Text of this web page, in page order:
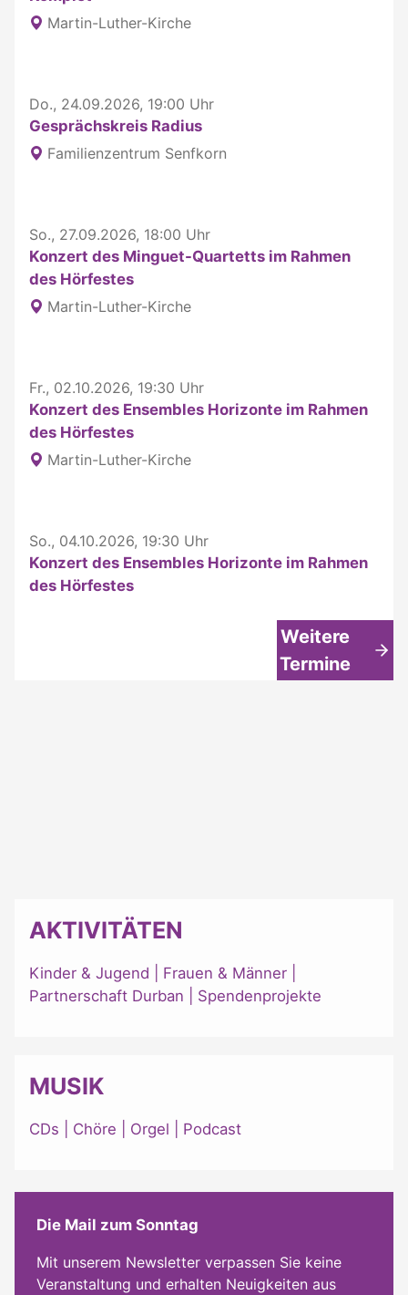
Martin-Luther-Kirche
Do., 24.09.2026, 19:00 Uhr
Gesprächskreis Radius
Familienzentrum Senfkorn
So., 27.09.2026, 18:00 Uhr
Konzert des Minguet-Quartetts im Rahmen
des Hörfestes
Martin-Luther-Kirche
Fr., 02.10.2026, 19:30 Uhr
Konzert des Ensembles Horizonte im Rahmen
des Hörfestes
Martin-Luther-Kirche
So., 04.10.2026, 19:30 Uhr
Konzert des Ensembles Horizonte im Rahmen
des Hörfestes
Weitere
Termine
AKTIVITÄTEN
Kinder & Jugend Frauen & Männer
Partnerschaft Durban
Spendenprojekte
MUSIK
CDs Chöre Orgel Podcast
Die Mail zum Sonntag
Mit unserem Newsletter verpassen Sie keine
Veranstaltung und erhalten Neuigkeiten aus